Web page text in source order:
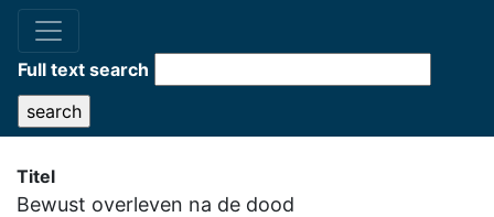
Full text search
Titel
Bewust overleven na de dood